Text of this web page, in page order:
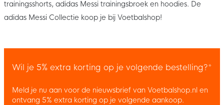
trainingsshorts, adidas Messi trainingsbroek en hoodies. De
adidas Messi Collectie koop je bij Voetbalshop!
Wil je 5% extra korting op je volgende bestelling?*
Meld je nu aan voor de nieuwsbrief van Voetbalshop.nl en
ontvang 5% extra korting op je volgende aankoop.